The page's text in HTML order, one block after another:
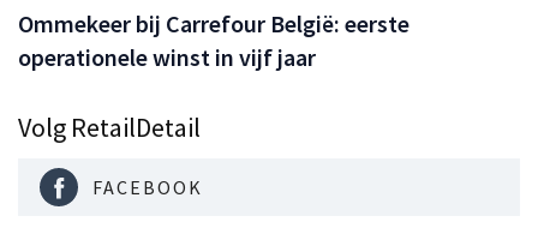
Ommekeer bij Carrefour België: eerste
operationele winst in vijf jaar
Volg RetailDetail
FACEBOOK